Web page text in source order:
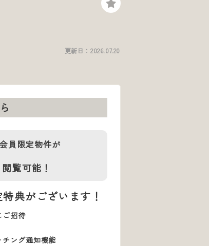
更新日： 2026.07.20
員限定物件が
閲覧可能！
典がございます！
ご招待
ング通知機能